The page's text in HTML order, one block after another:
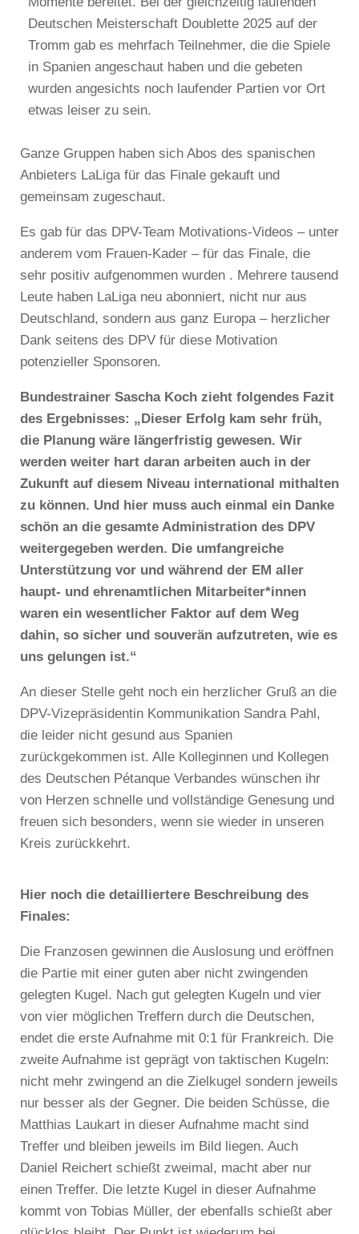
Deutschen Meisterschaft Doublette 2025 auf der
Tromm gab es mehrfach Teilnehmer, die die Spiele
in Spanien angeschaut haben und die gebeten
wurden angesichts noch laufender Partien vor Ort
etwas leiser zu sein.
Ganze Gruppen haben sich Abos des spanischen
Anbieters LaLiga für das Finale gekauft und
gemeinsam zugeschaut.
Es gab für das DPV-Team Motivations-Videos – unter
anderem vom Frauen-Kader – für das Finale, die
sehr positiv aufgenommen wurden . Mehrere tausend
Leute haben LaLiga neu abonniert, nicht nur aus
Deutschland, sondern aus ganz Europa – herzlicher
Dank seitens des DPV für diese Motivation
potenzieller Sponsoren.
Bundestrainer Sascha Koch zieht folgendes Fazit
des Ergebnisses: „Dieser Erfolg kam sehr früh,
die Planung wäre längerfristig gewesen. Wir
werden weiter hart daran arbeiten auch in der
Zukunft auf diesem Niveau international mithalten
zu können. Und hier muss auch einmal ein Danke
schön an die gesamte Administration des DPV
weitergegeben werden. Die umfangreiche
Unterstützung vor und während der EM aller
haupt- und ehrenamtlichen Mitarbeiter*innen
waren ein wesentlicher Faktor auf dem Weg
dahin, so sicher und souverän aufzutreten, wie es
uns gelungen ist.“
An dieser Stelle geht noch ein herzlicher Gruß an die
DPV-Vizepräsidentin Kommunikation Sandra Pahl,
die leider nicht gesund aus Spanien
zurückgekommen ist. Alle Kolleginnen und Kollegen
des Deutschen Pétanque Verbandes wünschen ihr
von Herzen schnelle und vollständige Genesung und
freuen sich besonders, wenn sie wieder in unseren
Kreis zurückkehrt.
Hier noch die detailliertere Beschreibung des
Finales:
Die Franzosen gewinnen die Auslosung und eröffnen
die Partie mit einer guten aber nicht zwingenden
gelegten Kugel. Nach gut gelegten Kugeln und vier
von vier möglichen Treffern durch die Deutschen,
endet die erste Aufnahme mit 0:1 für Frankreich. Die
zweite Aufnahme ist geprägt von taktischen Kugeln:
nicht mehr zwingend an die Zielkugel sondern jeweils
nur besser als der Gegner. Die beiden Schüsse, die
Matthias Laukart in dieser Aufnahme macht sind
Treffer und bleiben jeweils im Bild liegen. Auch
Daniel Reichert schießt zweimal, macht aber nur
einen Treffer. Die letzte Kugel in dieser Aufnahme
kommt von Tobias Müller, der ebenfalls schießt aber